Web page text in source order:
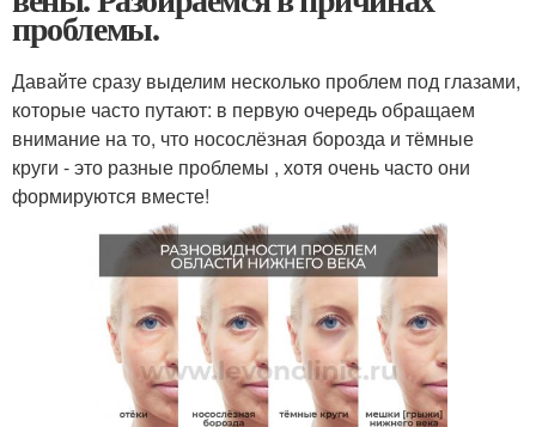
проблемы.
Давайте сразу выделим несколько проблем под глазами,
которые часто путают: в первую очередь обращаем
внимание на то, что носослёзная борозда и тёмные
круги - это разные проблемы , хотя очень часто они
формируются вместе!